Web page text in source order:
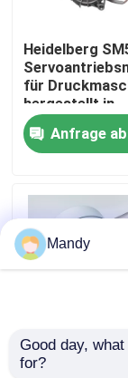
Kontaktieren
Neuigkeiten
Rechtssachen
Offsetdruck-
Heidelberg
für
hergestellt in
Deutschland
Anfrage
Grauer
Mandy
Good day,
for?